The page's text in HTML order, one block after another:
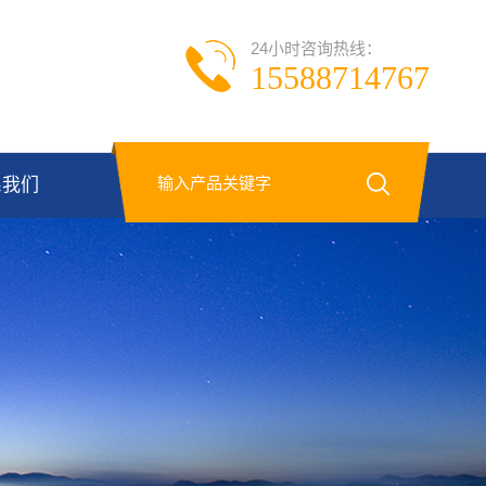
24小时咨询热线：
15588714767
们